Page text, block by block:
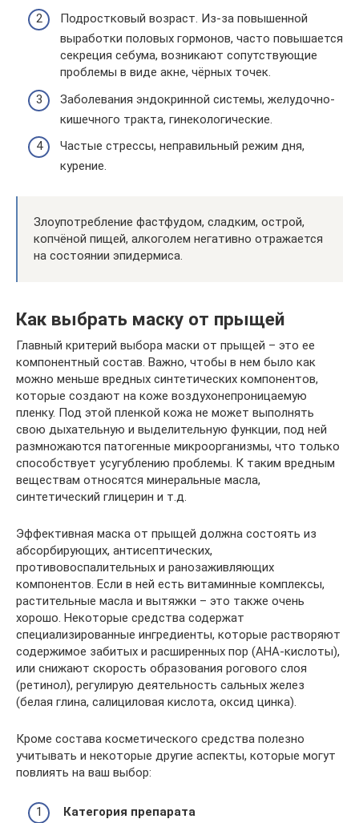
Подростковый возраст. Из-за повышенной
выработки половых гормонов, часто повышается
секреция себума, возникают сопутствующие
проблемы в виде акне, чёрных точек.
Заболевания эндокринной системы, желудочно-
кишечного тракта, гинекологические.
Частые стрессы, неправильный режим дня,
курение.
Злоупотребление фастфудом, сладким, острой,
копчёной пищей, алкоголем негативно отражается
на состоянии эпидермиса.
Как выбрать маску от прыщей
Главный критерий выбора маски от прыщей – это ее
компонентный состав. Важно, чтобы в нем было как
можно меньше вредных синтетических компонентов,
которые создают на коже воздухонепроницаемую
пленку. Под этой пленкой кожа не может выполнять
свою дыхательную и выделительную функции, под ней
размножаются патогенные микроорганизмы, что только
способствует усугублению проблемы. К таким вредным
веществам относятся минеральные масла,
синтетический глицерин и т.д.
Эффективная маска от прыщей должна состоять из
абсорбирующих, антисептических,
противовоспалительных и ранозаживляющих
компонентов. Если в ней есть витаминные комплексы,
растительные масла и вытяжки – это также очень
хорошо. Некоторые средства содержат
специализированные ингредиенты, которые растворяют
содержимое забитых и расширенных пор (АНА-кислоты),
или снижают скорость образования рогового слоя
(ретинол), регулирую деятельность сальных желез
(белая глина, салициловая кислота, оксид цинка).
Кроме состава косметического средства полезно
учитывать и некоторые другие аспекты, которые могут
повлиять на ваш выбор:
Категория препарата